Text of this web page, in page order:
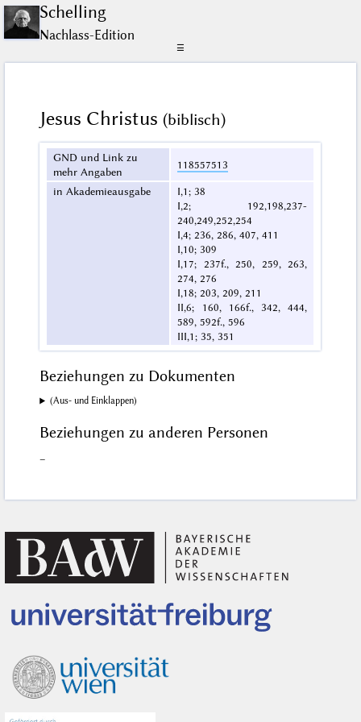
Schelling
Nachlass-Edition
☰
Jesus Christus (biblisch)
GND und Link zu
mehr Angaben
118557513
in Akademieausgabe
I,1; 38
I,2; 192,198,237-
240,249,252,254
I,4; 236, 286, 407, 411
I,10; 309
I,17; 237f., 250, 259, 263,
274, 276
I,18; 203, 209, 211
II,6; 160, 166f., 342, 444,
589, 592f., 596
III,1; 35, 351
Beziehungen zu Dokumenten
(Aus- und Einklappen)
Beziehungen zu anderen Personen
–